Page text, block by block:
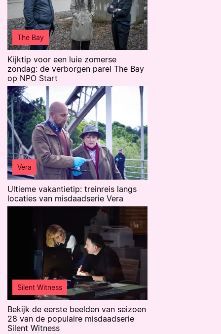
The Bay
Kijktip voor een luie zomerse
zondag: de verborgen parel The Bay
op NPO Start
Vera
Ultieme vakantietip: treinreis langs
locaties van misdaadserie Vera
Silent Witness
Bekijk de eerste beelden van seizoen
28 van de populaire misdaadserie
Silent Witness